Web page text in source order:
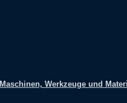
Maschinen, Werkzeuge und